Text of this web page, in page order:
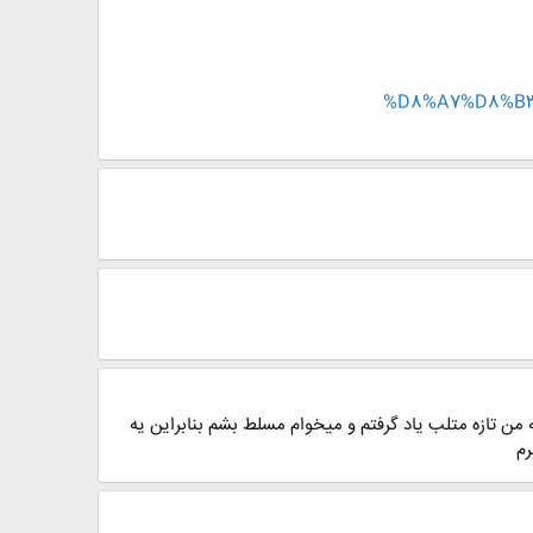
تازه متلب یاد گرفتم و میخوام مسلط بشم بنابراین یه